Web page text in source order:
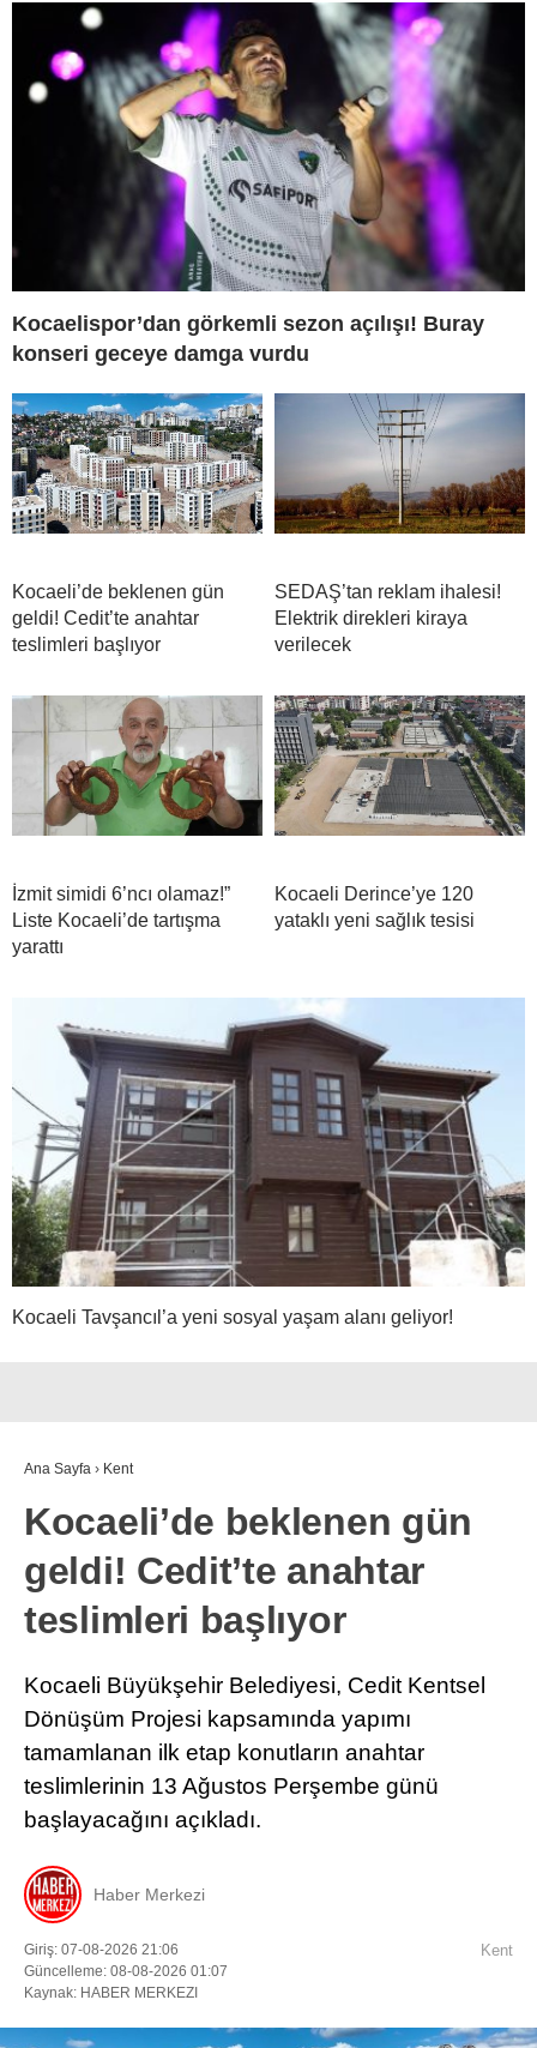
Kocaelispor’dan görkemli sezon açılışı! Buray
konseri geceye damga vurdu
Kocaeli’de beklenen gün
geldi! Cedit’te anahtar
teslimleri başlıyor
SEDAŞ’tan reklam ihalesi!
Elektrik direkleri kiraya
verilecek
İzmit simidi 6’ncı olamaz!”
Liste Kocaeli’de tartışma
yarattı
Kocaeli Derince’ye 120
yataklı yeni sağlık tesisi
Kocaeli Tavşancıl’a yeni sosyal yaşam alanı geliyor!
Ana Sayfa › Kent
Kocaeli’de beklenen gün
geldi! Cedit’te anahtar
teslimleri başlıyor
Kocaeli Büyükşehir Belediyesi, Cedit Kentsel
Dönüşüm Projesi kapsamında yapımı
tamamlanan ilk etap konutların anahtar
teslimlerinin 13 Ağustos Perşembe günü
başlayacağını açıkladı.
Haber Merkezi
Giriş: 07-08-2026 21:06
Güncelleme: 08-08-2026 01:07
Kaynak: HABER MERKEZI
Kent